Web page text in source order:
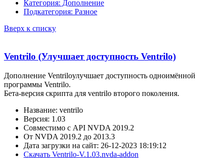
Категория: Дополнение
Подкатегория: Разное
Вверх к списку
Ventrilo (Улучшает доступность Ventrilo)
Дополнение Ventriloулучшает доступность одноимённой
программы Ventrilo.
Бета-версия скрипта для ventrilo второго поколения.
Название: ventrilo
Версия: 1.03
Совместимо с API NVDA 2019.2
От NVDA 2019.2 до 2013.3
Дата загрузки на сайт: 26-12-2023 18:19:12
Скачать Ventrilo-V.1.03.nvda-addon